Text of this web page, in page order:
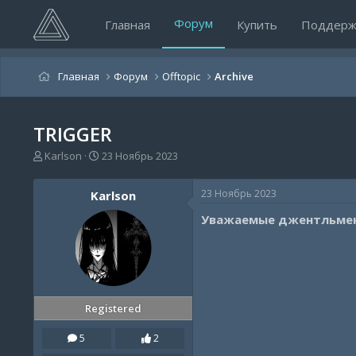
Главная Форум Купить
Главная Форум Offtopic Archive
TRIGGER
А
т
Karlson
Д
т
а
н
а
ч
а
л
а
23 Ноябрь 2023
Karlson
Registered
5
2
23 Ноябрь 2023
Уважаемые